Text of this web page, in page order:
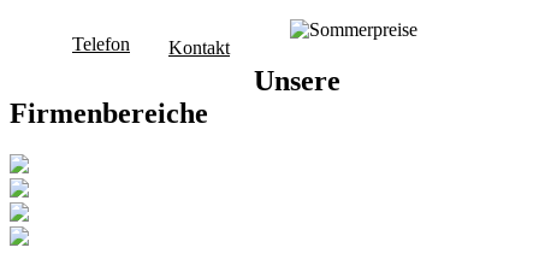
Telefon Kontakt
Unsere
Firmenbereiche